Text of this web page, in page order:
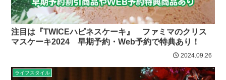
注目は『TWICEハピネスケーキ』 ファミマのクリス
マスケーキ2024 早期予約・Web予約で特典あり！
2024.09.26
ライフスタイル